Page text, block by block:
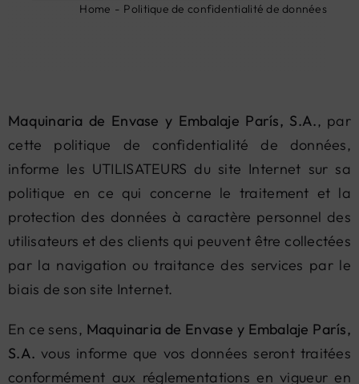
Home Politique de confidentialité de données
Maquinaria de Envase y Embalaje París, S.A., par
cette politique de confidentialité de données,
informe les UTILISATEURS du site Internet sur sa
politique en ce qui concerne le traitement et la
protection des données à caractère personnel des
utilisateurs et des clients qui peuvent être collectées
par la navigation ou traitance des services par le
biais de son site Internet.
En ce sens, Maquinaria de Envase y Embalaje París,
S.A. vous informe que vos données seront traitées
conformément aux réglementations en vigueur en